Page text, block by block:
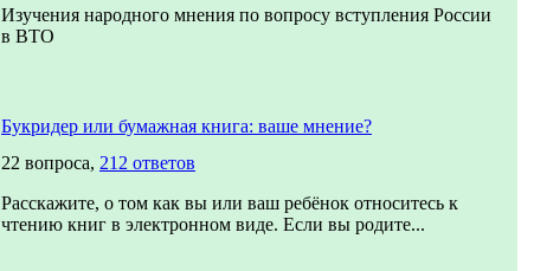
Изучения народного мнения по вопросу вступления России
в ВТО
Букридер или бумажная книга: ваше мнение?
22 вопроса, 212 ответов
Расскажите, о том как вы или ваш ребёнок относитесь к
чтению книг в электронном виде. Если вы родите...